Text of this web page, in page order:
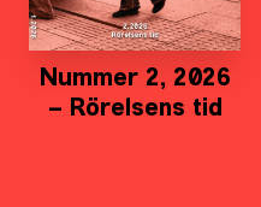
Nummer 2, 2026
– Rörelsens tid